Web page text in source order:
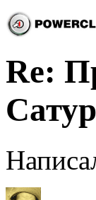
Re: